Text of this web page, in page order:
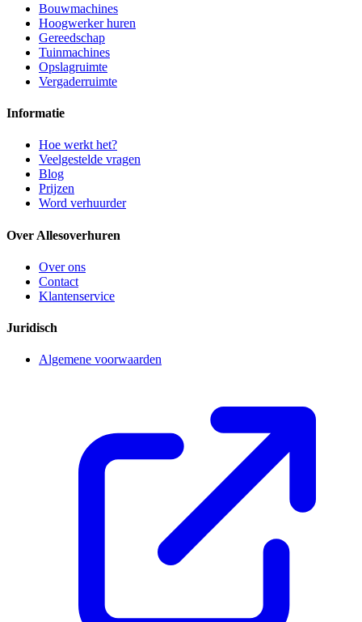
Bouwmachines
Hoogwerker huren
Gereedschap
Tuinmachines
Opslagruimte
Vergaderruimte
Informatie
Hoe werkt het?
Veelgestelde vragen
Blog
Prijzen
Word verhuurder
Over Allesoverhuren
Over ons
Contact
Klantenservice
Juridisch
Algemene voorwaarden